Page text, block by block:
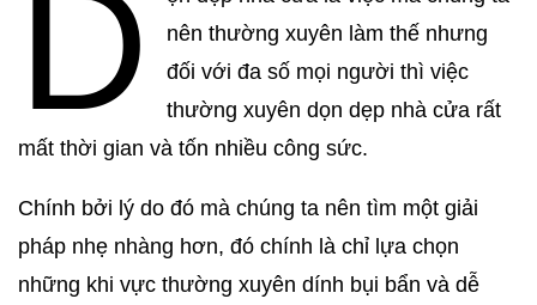
D
nên thường xuyên làm thế nhưng
đối với đa số mọi người thì việc
thường xuyên dọn dẹp nhà cửa rất
mất thời gian và tốn nhiều công sức.
Chính bởi lý do đó mà chúng ta nên tìm một giải
pháp nhẹ nhàng hơn, đó chính là chỉ lựa chọn
những khi vực thường xuyên dính bụi bẩn và dễ